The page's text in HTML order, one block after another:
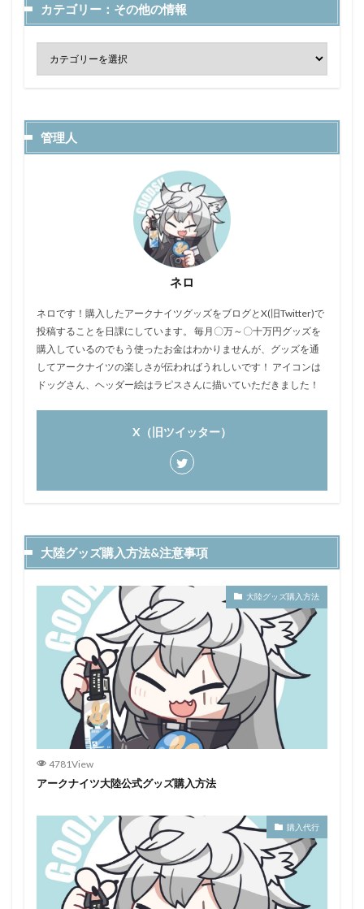
カテゴリー：その他の情報
管理人
ネロ
ネロです！購入したアークナイツグッズをブログとX(旧Twitter)で
投稿することを日課にしています。 毎月〇万～〇十万円グッズを
購入しているのでもう使ったお金はわかりませんが、グッズを通
してアークナイツの楽しさが伝わればうれしいです！ アイコンは
ドッグさん、ヘッダー絵はラピスさんに描いていただきました！
X（旧ツイッター）
大陸グッズ購入方法&注意事項
大陸グッズ購入方法
4781View
アークナイツ大陸公式グッズ購入方法
購入代行